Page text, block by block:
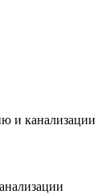
и канализации